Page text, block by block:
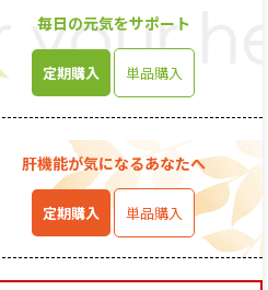
毎日の元気をサポート
定期購入 単品購入
肝機能が気になるあなたへ
定期購入 単品購入